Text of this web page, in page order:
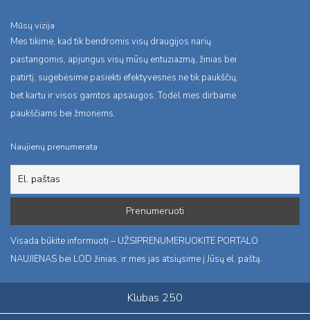
Mūsų vizija
Mes tikime, kad tik bendromis visų draugijos narių
pastangomis, apjungus visų mūsų entuziazmą, žinias bei
patirtį, sugebėsime pasiekti efektyvesnės ne tik paukščių,
bet kartu ir visos gamtos apsaugos. Todėl mes dirbame
paukščiams bei žmonėms.
Naujienų prenumerata
Visada būkite informuoti – UŽSIPRENUMERUOKITE PORTALO
NAUJIENAS bei LOD žinias, ir mes jas atsiųsime į Jūsų el. paštą.
Klubas 250